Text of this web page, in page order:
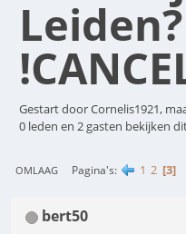
Leiden?
Gestart door Cornelis1921,
0 leden en 2 gasten bekijken
OMLAAG Pagina's 1 2 3
bert50